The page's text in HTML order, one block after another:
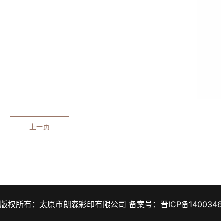
上一页
版权所有：太原市朗森彩印有限公司 备案号：晋ICP备